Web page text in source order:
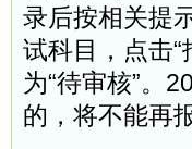
录后按相关提
试科目，点击
为“待审核”。
的，将不能再